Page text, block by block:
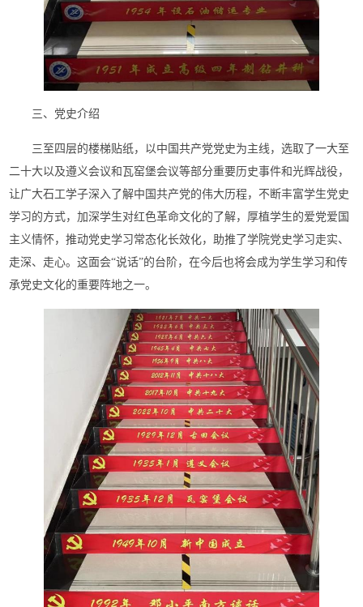
三、 党史介绍
三至四层的楼梯贴纸，以中国共产党党史为主线 ，选取了一大至
二十大以及遵义会议和瓦窑堡会议等部分重要历史事件和光辉战役，
让广大石工学子深入了解中国共产党的伟大历程，不断丰富学生党史
学习的方式，加深学生对红色革命文化的了解，厚植学生的爱党爱国
主义情怀，推动党史学习常态化长效化，助推了学院党史学习走实、
走深、走心。这面会“说话”的台阶，在今后也将会成为学生学习和传
承党史文化的重要阵地之一。